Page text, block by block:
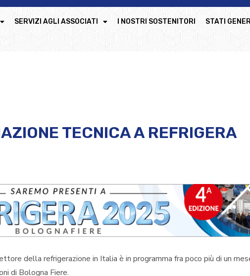
SERVIZI AGLI ASSOCIATI I NOSTRI SOSTENITORI STATI
TECNICA A REFRIGERA
della refrigerazione in Italia è in programma fra poco più di un
di Bologna Fiere.